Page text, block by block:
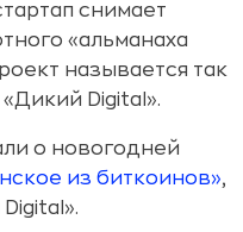
снимает
«альманаха
называется так
Digital».
о новогодней
из биткоинов»,